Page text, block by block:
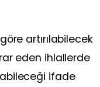
artırılabilecek
eden ihlallerde
ifade